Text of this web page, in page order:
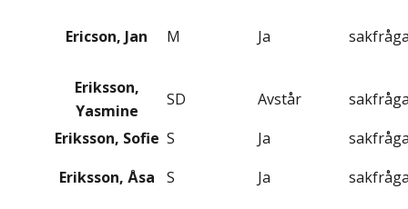
Ericson, Jan M Ja
Eriksson,
Yasmine
SD Avstår
Eriksson, Sofie S Ja
Eriksson, Åsa
S Ja